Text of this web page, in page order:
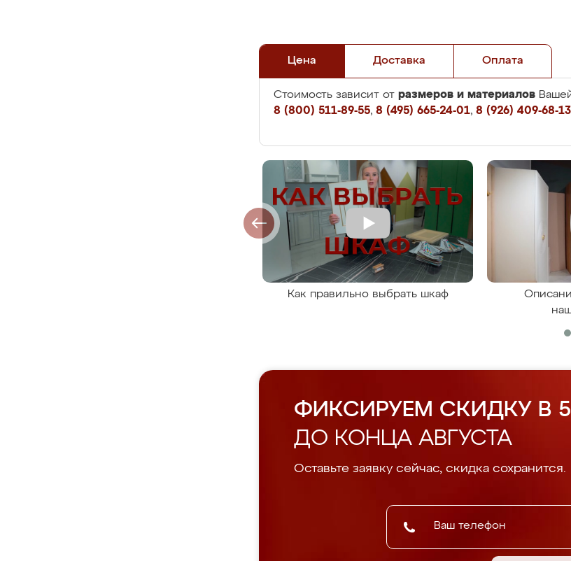
Цена Доставка Оплата
Стоимость зависит от размеров и материалов
8 (800) 511-89-55, 8 (495) 665-24-01, 8 (926) 409-68-13
Как правильно выбрать шкаф
ФИКСИРУЕМ СКИДКУ В
ДО КОНЦА АВГУСТА
Оставьте заявку сейчас, скидка сохранится.